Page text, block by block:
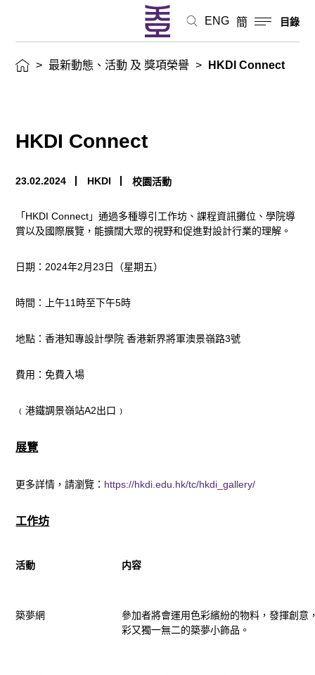
ENG 簡 目錄
譽
> 最新動態、活動 及 獎項榮譽 > HKDI Connect
HKDI Connect
23.02.2024 HKDI 校園活動
「HKDI Connect」通過多種導引工作坊、課程資訊攤位、學院導
賞以及國際展覽，能擴闊大眾的視野和促進對設計行業的理解。
日期：2024年2月23日（星期五）
時間：上午11時至下午5時
地點：香港知專設計學院 香港新界將軍澳景嶺路3號
費用：免費入場
﹙港鐵調景嶺站A2出口﹚
展覽
更多詳情，請瀏覽： https://hkdi.edu.hk/tc/hkdi_gallery/
工作坊
活動 内容
築夢網
參加者將會運用色彩繽紛的物料，發揮創意
彩又獨一無二的築夢小飾品。